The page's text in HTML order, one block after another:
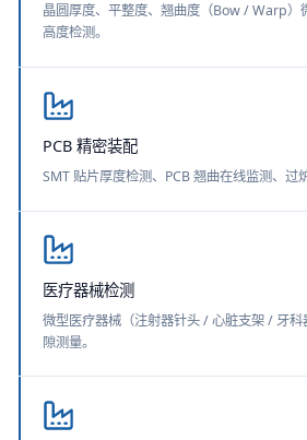
晶圆厚度、平整度、翘曲度（Bow / Warp）
高度检测。
PCB 精密装配
SMT 贴片厚度检测、PCB 翘曲在线监测、过
医疗器械检测
微型医疗器械（注射器针头 / 心脏支架 / 牙
隙测量。